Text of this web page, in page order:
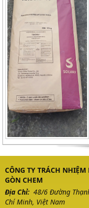
CÔNG TY TRÁCH
GÒN CHEM
Địa Chỉ: 48/6 Đường
Chí Minh, Việt Nam